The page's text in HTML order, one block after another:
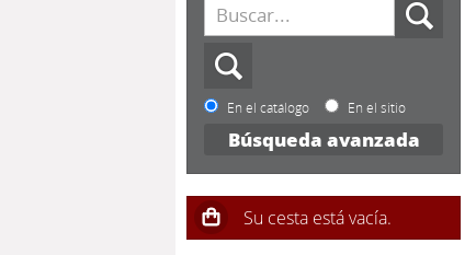
En el catálogo En el sitio
Búsqueda avanzada